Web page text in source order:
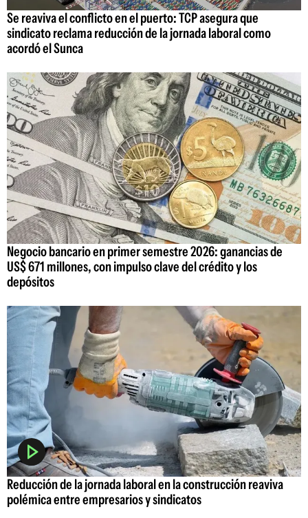
Se reaviva el conflicto en el puerto: TCP asegura que
sindicato reclama reducción de la jornada laboral como
acordó el Sunca
Negocio bancario en primer semestre 2026: ganancias de
US$ 671 millones, con impulso clave del crédito y los
depósitos
Reducción de la jornada laboral en la construcción reaviva
polémica entre empresarios y sindicatos